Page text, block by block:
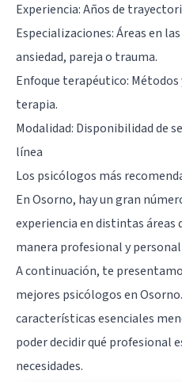
Experiencia: Años de
Especializaciones: Áreas en
ansiedad, pareja o trauma.
Enfoque terapéutico:
terapia.
Modalidad: Disponibilidad de
línea
Los psicólogos más
En Osorno, hay un gran
experiencia en distintas áreas
manera profesional y
A continuación, te
mejores psicólogos en
características esenciales
poder decidir qué profesional
necesidades.